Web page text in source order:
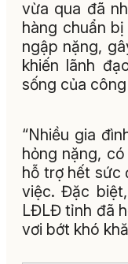
vừa qua đã
hàng chuẩn
ngập nặng,
khiến lãnh
sống của
“Nhiều gia
hỏng nặng,
hỗ trợ hết sức
việc. Đặc
LĐLĐ tỉnh đã
vơi bớt khó